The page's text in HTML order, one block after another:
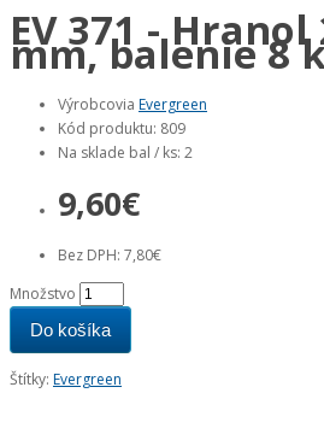
EV 371 - Hranol
mm, balenie 8
Výrobcovia Evergreen
Kód produktu: 809
Na sklade bal / ks: 2
9,60€
Bez DPH: 7,80€
Množstvo
Do košíka
Štítky: Evergreen